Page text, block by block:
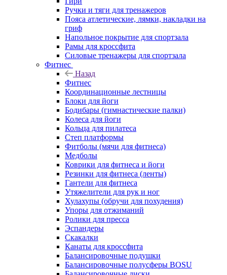
Ручки и тяги для тренажеров
Пояса атлетические, лямки, накладки на
гриф
Напольное покрытие для спортзала
Рамы для кроссфита
Силовые тренажеры для спортзала
Фитнес
Назад
Фитнес
Координационные лестницы
Блоки для йоги
Бодибары (гимнастические палки)
Колеса для йоги
Кольца для пилатеса
Степ платформы
Фитболы (мячи для фитнеса)
Медболы
Коврики для фитнеса и йоги
Резинки для фитнеса (ленты)
Гантели для фитнеса
Утяжелители для рук и ног
Хулахупы (обручи для похудения)
Упоры для отжиманий
Ролики для пресса
Эспандеры
Скакалки
Канаты для кроссфита
Балансировочные подушки
Балансировочные полусферы BOSU